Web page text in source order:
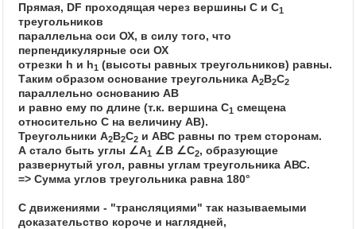
Прямая, DF проходящая через вершины С и С1
треугольников
параллельна оси ОХ, в силу того, что
перпендикулярные оси ОХ
отрезки h и h1 (высоты равных треугольников) равны.
Таким образом основание треугольника А2В2С2
параллельно основанию АВ
и равно ему по длине (т.к. вершина С1 смещена
относительно С на величину АВ).
Треугольники А2В2С2 и АВС равны по трем сторонам.
А стало быть углы ∠А1 ∠В ∠С2, образующие
развернутый угол, равны углам треугольника АВС.
=> Сумма углов треугольника равна 180°
С движениями - "трансляциями" так называемыми
доказательство короче и наглядней,